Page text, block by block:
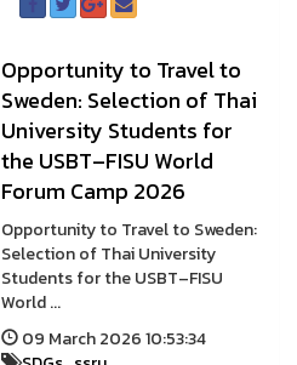
Opportunity to Travel to
Sweden: Selection of Thai
University Students for
the USBT–FISU World
Forum Camp 2026
Opportunity to Travel to Sweden:
Selection of Thai University
Students for the USBT–FISU
World ...
09 March 2026 10:53:34